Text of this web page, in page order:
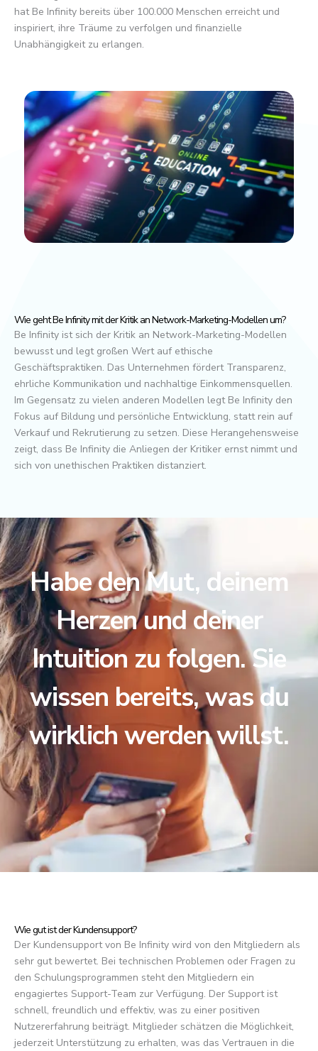
hat Be Infinity bereits über 100.000 Menschen erreicht und
inspiriert, ihre Träume zu verfolgen und finanzielle
Unabhängigkeit zu erlangen.
Wie geht Be Infinity mit der Kritik an Network-Marketing-Modellen um?
Be Infinity ist sich der Kritik an Network-Marketing-Modellen
bewusst und legt großen Wert auf ethische
Geschäftspraktiken. Das Unternehmen fördert Transparenz,
ehrliche Kommunikation und nachhaltige Einkommensquellen.
Im Gegensatz zu vielen anderen Modellen legt Be Infinity den
Fokus auf Bildung und persönliche Entwicklung, statt rein auf
Verkauf und Rekrutierung zu setzen. Diese Herangehensweise
zeigt, dass Be Infinity die Anliegen der Kritiker ernst nimmt und
sich von unethischen Praktiken distanziert.
Habe den Mut, deinem
Herzen und deiner
Intuition zu folgen. Sie
wissen bereits, was du
wirklich werden willst.
Wie gut ist der Kundensupport?
Der Kundensupport von Be Infinity wird von den Mitgliedern als
sehr gut bewertet. Bei technischen Problemen oder Fragen zu
den Schulungsprogrammen steht den Mitgliedern ein
engagiertes Support-Team zur Verfügung. Der Support ist
schnell, freundlich und effektiv, was zu einer positiven
Nutzererfahrung beiträgt. Mitglieder schätzen die Möglichkeit,
jederzeit Unterstützung zu erhalten, was das Vertrauen in die